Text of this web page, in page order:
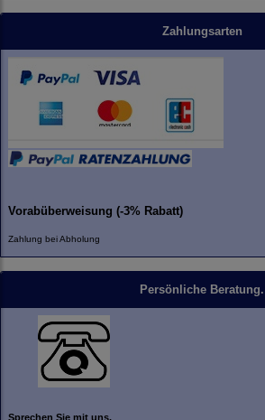
Zahlungsarten
Vorabüberweisung (-3% Rabatt)
Zahlung bei Abholung
Persönliche Beratung.
Sprechen Sie mit uns.